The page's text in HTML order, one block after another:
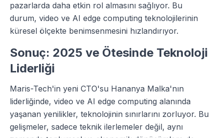
pazarlarda daha etkin rol almasını sağlıyor. Bu
durum, video ve AI edge computing teknolojilerinin
küresel ölçekte benimsenmesini hızlandırıyor.
Sonuç: 2025 ve Ötesinde Teknoloji
Liderliği
Maris-Tech'in yeni CTO'su Hananya Malka'nın
liderliğinde, video ve AI edge computing alanında
yaşanan yenilikler, teknolojinin sınırlarını zorluyor. Bu
gelişmeler, sadece teknik ilerlemeler değil, aynı